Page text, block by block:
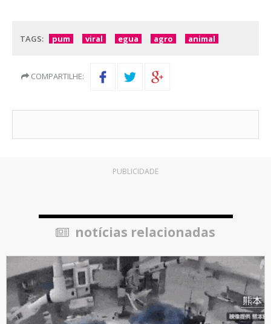
TAGS: pum viral egua agro animal
COMPARTILHE:
PUBLICIDADE
notícias relacionadas